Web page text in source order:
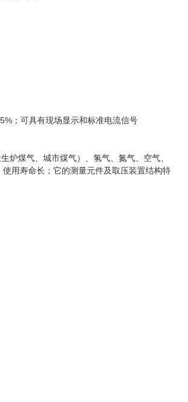
；可具有现场显示和标准电流信号
炉煤气、城市煤气）、氢气、氮气、空气、
用寿命长；它的测量元件及取压装置结构特